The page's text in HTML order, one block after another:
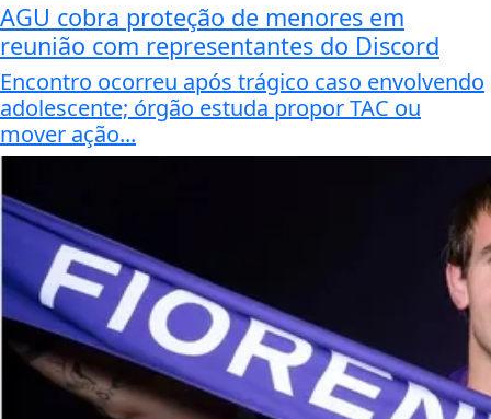
AGU cobra proteção de menores em
reunião com representantes do Discord
Encontro ocorreu após trágico caso envolvendo
adolescente; órgão estuda propor TAC ou
mover ação...